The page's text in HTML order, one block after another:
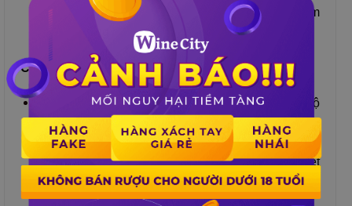
cồn cao đa phần sẽ pha thêm nước cất giúp làm
giảm đi nồng độ rượu.
Công đoạn lọc trong:
Mục đích của công đoạn này là để tách toàn bộ
cặn còn sót lại trong rượu bằng máy lọc. Các
phương pháp thường được sử dụng là: lọc nóng,
lọc gián đoạn, lọc ở nhiệt độ thường, lọc ở nhiệt
độ thấp, lọc với tốc độ không đổi, lọc với áp suất
không đổi.